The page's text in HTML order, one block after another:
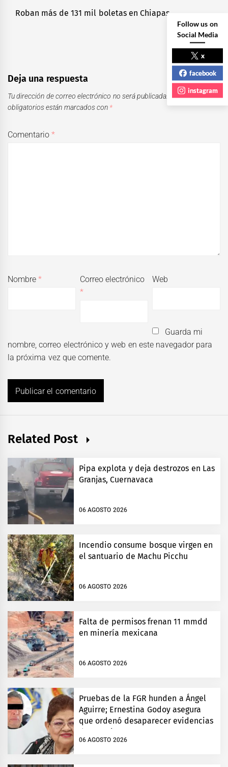
Next
Roban más de 131 mil boletas en Chiapas
Deja una respuesta
Tu dirección de correo electrónico no será publicada.
Los campos
obligatorios están marcados con *
Comentario*
Nombre*
Correo electrónico
*
Web
Guarda mi
nombre, correo electrónico y web en este navegador para
la próxima vez que comente.
Related Post
Pipa explota y deja destrozos en Las
Granjas, Cuernavaca
06 AGOSTO 2026
Incendio consume bosque virgen en
el santuario de Machu Picchu
06 AGOSTO 2026
Falta de permisos frenan 11 mmdd
en minería mexicana
06 AGOSTO 2026
Pruebas de la FGR hunden a Ángel
Aguirre; Ernestina Godoy asegura
que ordenó desaparecer evidencias
06 AGOSTO 2026
Follow us on
Social Media
x
facebook
instagram